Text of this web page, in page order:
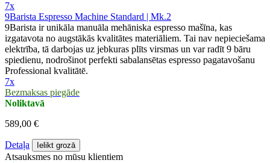
7x
9Barista Espresso Machine Standard | Mk.2
9Barista ir unikāla manuāla mehāniska espresso mašīna, kas
izgatavota no augstākās kvalitātes materiāliem. Tai nav nepieciešama
elektrība, tā darbojas uz jebkuras plīts virsmas un var radīt 9 bāru
spiedienu, nodrošinot perfekti sabalansētas espresso pagatavošanu
Professional kvalitātē.
7x
Bezmaksas piegāde
Noliktavā
589,00 €
Detaļa Ielikt grozā
Atsauksmes no mūsu klientiem